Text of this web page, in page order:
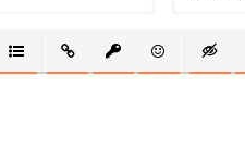
СПИСОКСПИСОК
ВСТАВИТЬ ССЫЛКУ
ВСТАВИТЬВСТАВИТЬ